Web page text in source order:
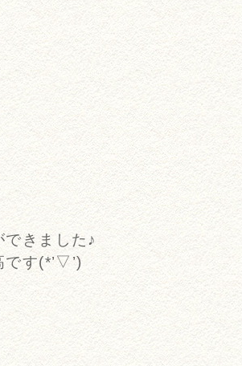
きました♪
す(*’▽’)